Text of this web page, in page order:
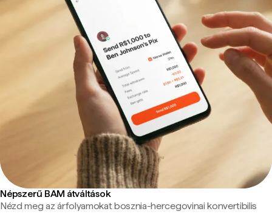
Népszerű BAM átváltások
Nézd meg az árfolyamokat bosznia-hercegovinai konvertibilis